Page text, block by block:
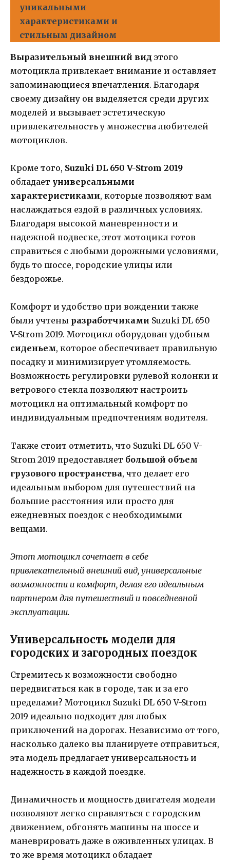
уникальными
характеристиками и
стильным дизайном
Выразительный внешний вид этого
мотоцикла привлекает внимание и оставляет
запоминающиеся впечатления. Благодаря
своему дизайну он выделяется среди других
моделей и вызывает эстетическую
привлекательность у множества любителей
мотоциклов.
Кроме того, Suzuki DL 650 V-Strom 2019
обладает универсальными
характеристиками, которые позволяют вам
наслаждаться ездой в различных условиях.
Благодаря высокой маневренности и
надежной подвеске, этот мотоцикл готов
справиться с любыми дорожными условиями,
будь то шоссе, городские улицы или
бездорожье.
Комфорт и удобство при вождении также
были учтены разработчиками Suzuki DL 650
V-Strom 2019. Мотоцикл оборудован удобным
сиденьем, которое обеспечивает правильную
посадку и минимизирует утомляемость.
Возможность регулировки рулевой колонки и
ветрового стекла позволяют настроить
мотоцикл на оптимальный комфорт по
индивидуальным предпочтениям водителя.
Также стоит отметить, что Suzuki DL 650 V-
Strom 2019 предоставляет большой объем
грузового пространства, что делает его
идеальным выбором для путешествий на
большие расстояния или просто для
ежедневных поездок с необходимыми
вещами.
Этот мотоцикл сочетает в себе
привлекательный внешний вид, универсальные
возможности и комфорт, делая его идеальным
партнером для путешествий и повседневной
эксплуатации.
Универсальность модели для
городских и загородных поездок
Стремитесь к возможности свободно
передвигаться как в городе, так и за его
пределами? Мотоцикл Suzuki DL 650 V-Strom
2019 идеально подходит для любых
приключений на дорогах. Независимо от того,
насколько далеко вы планируете отправиться,
эта модель предлагает универсальность и
надежность в каждой поездке.
Динамичность и мощность двигателя модели
позволяют легко справляться с городским
движением, обгонять машины на шоссе и
маневрировать даже в оживленных улицах. В
то же время мотоцикл обладает